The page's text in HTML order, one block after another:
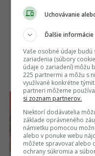
sa už viac
Uchovávanie
Ďalšie informácie
Vaše osobné údaje budú
zariadenia (súbory
údaje o zariadení) môžu
225 partnermi a môžu s
využívané konkrétne
partneri môžeme
si zoznam partnerov.
Niektorí dodávatelia
základe oprávneného
námietku pomocou
alebo v ponuke webu
môžete spravovať alebo
ochrany súkromia a